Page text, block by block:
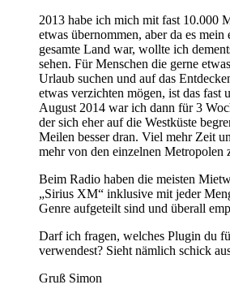
2013 habe ich mich mit fast 10.000
etwas übernommen, aber da es
gesamte Land war, wollte ich
sehen. Für Menschen die gerne
Urlaub suchen und auf das
etwas verzichten mögen, ist das fast
August 2014 war ich dann für 3
der sich eher auf die Westküste
Meilen besser dran. Viel mehr Zeit
mehr von den einzelnen Metropolen
Beim Radio haben die meisten
„Sirius XM“ inklusive mit jeder
Genre aufgeteilt sind und überall
Darf ich fragen, welches Plugin du
verwendest? Sieht nämlich schick
Gruß Simon